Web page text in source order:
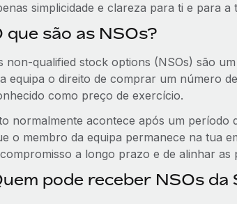
simplicidade e clareza para ti e para a
que são as NSOs?
non-qualified stock options (NSOs) são
equipa o direito de comprar um número
como preço de exercício.
normalmente acontece após um período
o membro da equipa permanece na tua
a longo prazo e de alinhar as
pode receber NSOs da